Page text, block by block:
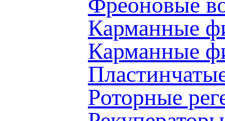
Карманные
Карманные
Роторные